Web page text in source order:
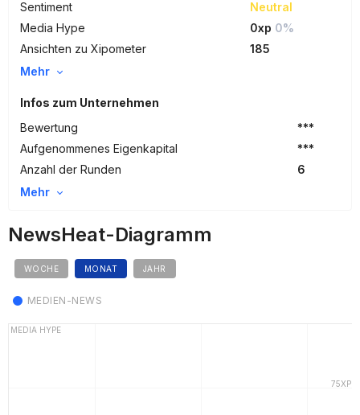
Sentiment
Neutral
Media Hype
0xp 0%
Ansichten zu Xipometer
185
Mehr
Infos zum Unternehmen
Bewertung
***
Aufgenommenes Eigenkapital
***
Anzahl der Runden
6
Mehr
NewsHeat-Diagramm
WOCHE MONAT JAHR
MEDIEN-NEWS